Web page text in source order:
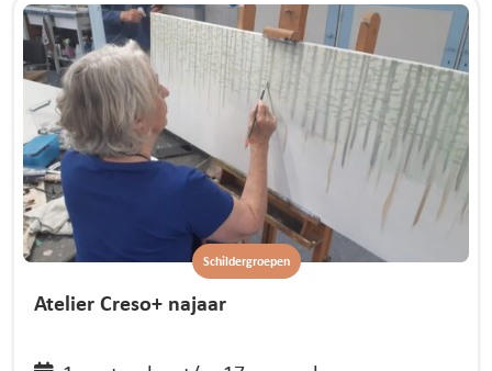
Schildergroepen
Atelier Creso+ najaar